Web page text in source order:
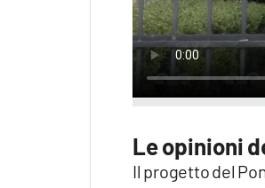
Le opinioni
Il progetto del